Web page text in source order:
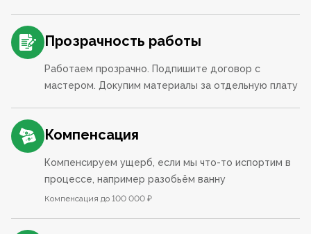
Прозрачность работы
Работаем прозрачно. Подпишите договор с
мастером. Докупим материалы за отдельную плату
Компенсация
Компенсируем ущерб, если мы что-то испортим в
процессе, например разобьём ванну
Компенсация до 100 000 ₽